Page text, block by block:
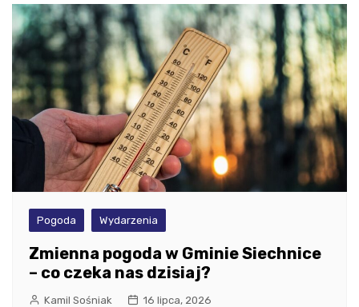
Pogoda Wydarzenia
Zmienna pogoda w Gminie Siechnice
– co czeka nas dzisiaj?
Kamil Sośniak 16 lipca, 2026